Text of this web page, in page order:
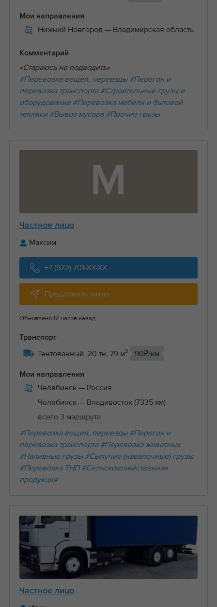
Мои направления
Нижний Новгород — Владимирская область
Комментарий
«Стараюсь не подводить»
#Перевозка вещей, переезды #Перегон и
перевозка транспорта #Строительные грузы и
оборудование #Перевозка мебели и бытовой
техники #Вывоз мусора #Прочие грузы
М
Частное лицо
Максим
+7 (922) 701-XX-XX
Предложить заказ
Обновлено 12 часов назад
Транспорт
Тентованный, 20 тн, 79 м³ 90₽/км
Мои направления
Челябинск — Россия
Челябинск — Владивосток (7335 км)
всего 3 маршрута
#Перевозка вещей, переезды #Перегон и
перевозка транспорта #Перевозка животных
#Наливные грузы #Сыпучие (навалочные) грузы
#Перевозка ТНП #Сельскохозяйственная
продукция
Частное лицо